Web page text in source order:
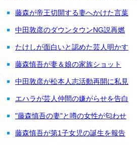
藤森が帝王切開する妻へかけた言葉
中田敦彦のダウンタウンNG説再燃
たけしが面白いと認めた芸人明かす
藤森慎吾が妻＆娘の家族ショット
中田敦彦が松本人志活動再開に私見
エハラが芸人仲間の嫌がらせを告白
"藤森慎吾の妻"と噂の女性が匂わせ
藤森慎吾が第1子女児の誕生を報告